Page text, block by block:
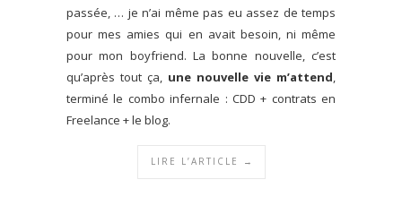
passée, … je n’ai même pas eu assez de temps
pour mes amies qui en avait besoin, ni même
pour mon boyfriend. La bonne nouvelle, c’est
qu’après tout ça, une nouvelle vie m’attend,
terminé le combo infernale : CDD + contrats en
Freelance + le blog.
LIRE L’ARTICLE →